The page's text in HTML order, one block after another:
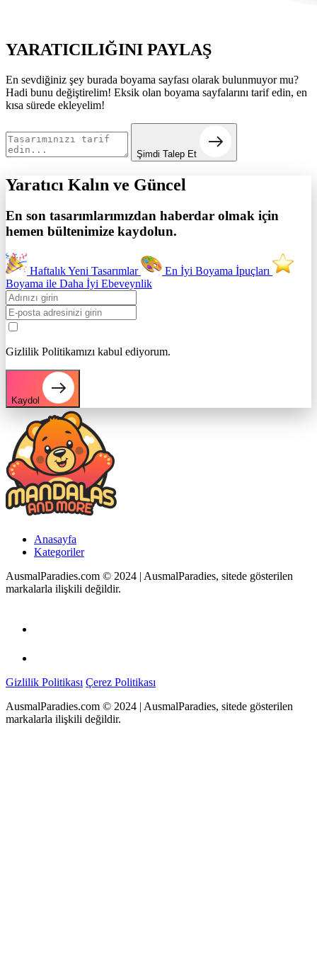
YARATICILIĞINI PAYLAŞ
En sevdiğiniz şey burada boyama sayfası olarak bulunmuyor mu?
Hadi bunu değiştirelim! Eksik olan boyama sayfalarını tarif edin, en
kısa sürede ekleyelim!
Şimdi Talep Et
Yaratıcı Kalın ve Güncel
En son tasarımlarımızdan haberdar olmak için
hemen bültenimize kaydolun.
Haftalık Yeni Tasarımlar
En İyi Boyama İpuçları
Boyama ile Daha İyi Ebeveynlik
Gizlilik Politikamızı kabul ediyorum.
Kaydol
Anasayfa
Kategoriler
AusmalParadies.com © 2024 | AusmalParadies, sitede gösterilen
markalarla ilişkili değildir.
Gizlilik Politikası Çerez Politikası
AusmalParadies.com © 2024 | AusmalParadies, sitede gösterilen
markalarla ilişkili değildir.